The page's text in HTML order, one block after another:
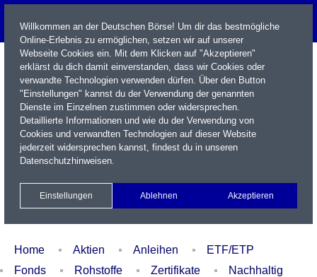
Name / WKN / ISIN / Kürzel
Xetra Realtime
Watchlist Portfolio Login
Home Aktien Anleihen
ETF/ETP
Fonds
Rohstoffe Zertifikate
Nachhaltig
Willkommen an der Deutschen Börse! Um dir das bestmögliche
Online-Erlebnis zu ermöglichen, setzen wir auf unserer
Webseite Cookies ein. Mit dem Klicken auf "Akzeptieren"
erklärst du dich damit einverstanden, dass wir Cookies oder
verwandte Technologien verwenden dürfen. Über den Button
"Einstellungen" kannst du der Verwendung der genannten
Dienste im Einzelnen zustimmen oder widersprechen.
Detaillierte Informationen und wie du der Verwendung von
Cookies und verwandten Technologien auf dieser Website
jederzeit widersprechen kannst, findest du in unseren
Datenschutzhinweisen.
Einstellungen Ablehnen Akzeptieren